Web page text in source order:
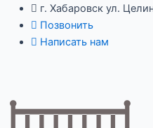
Перейти
содержимому
г. Хабаровск ул.
Позвонить
Написать нам
Навигация
записям